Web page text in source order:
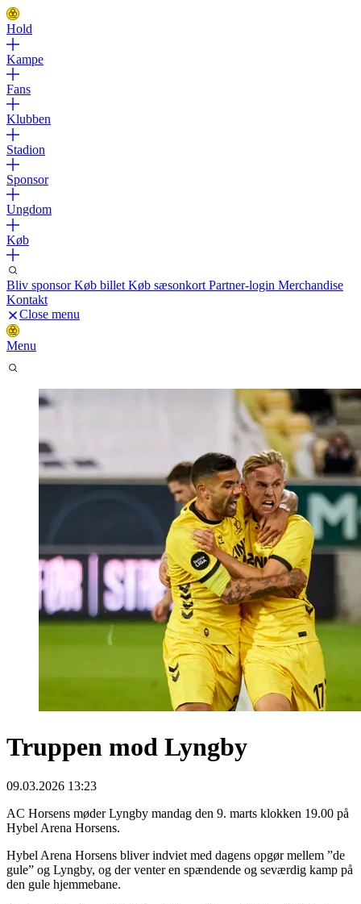
Hold
Kampe
Fans
Klubben
Stadion
Sponsor
Ungdom
Køb
Bliv sponsorKøb billet Køb sæsonkort Partner-login Merchandise
Kontakt
Close menu
Menu
Truppen mod Lyngby
09.03.2026 13:23
AC Horsens møder Lyngby mandag den 9. marts klokken 19.00 på
Hybel Arena Horsens.
Hybel Arena Horsens bliver indviet med dagens opgør mellem ”de
gule” og Lyngby, og der venter en spændende og seværdig kamp på
den gule hjemmebane.